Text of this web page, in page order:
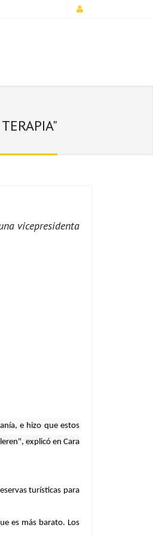
vicepresidenta
e hizo que estos
explicó en Cara
turísticas para
es más barato. Los